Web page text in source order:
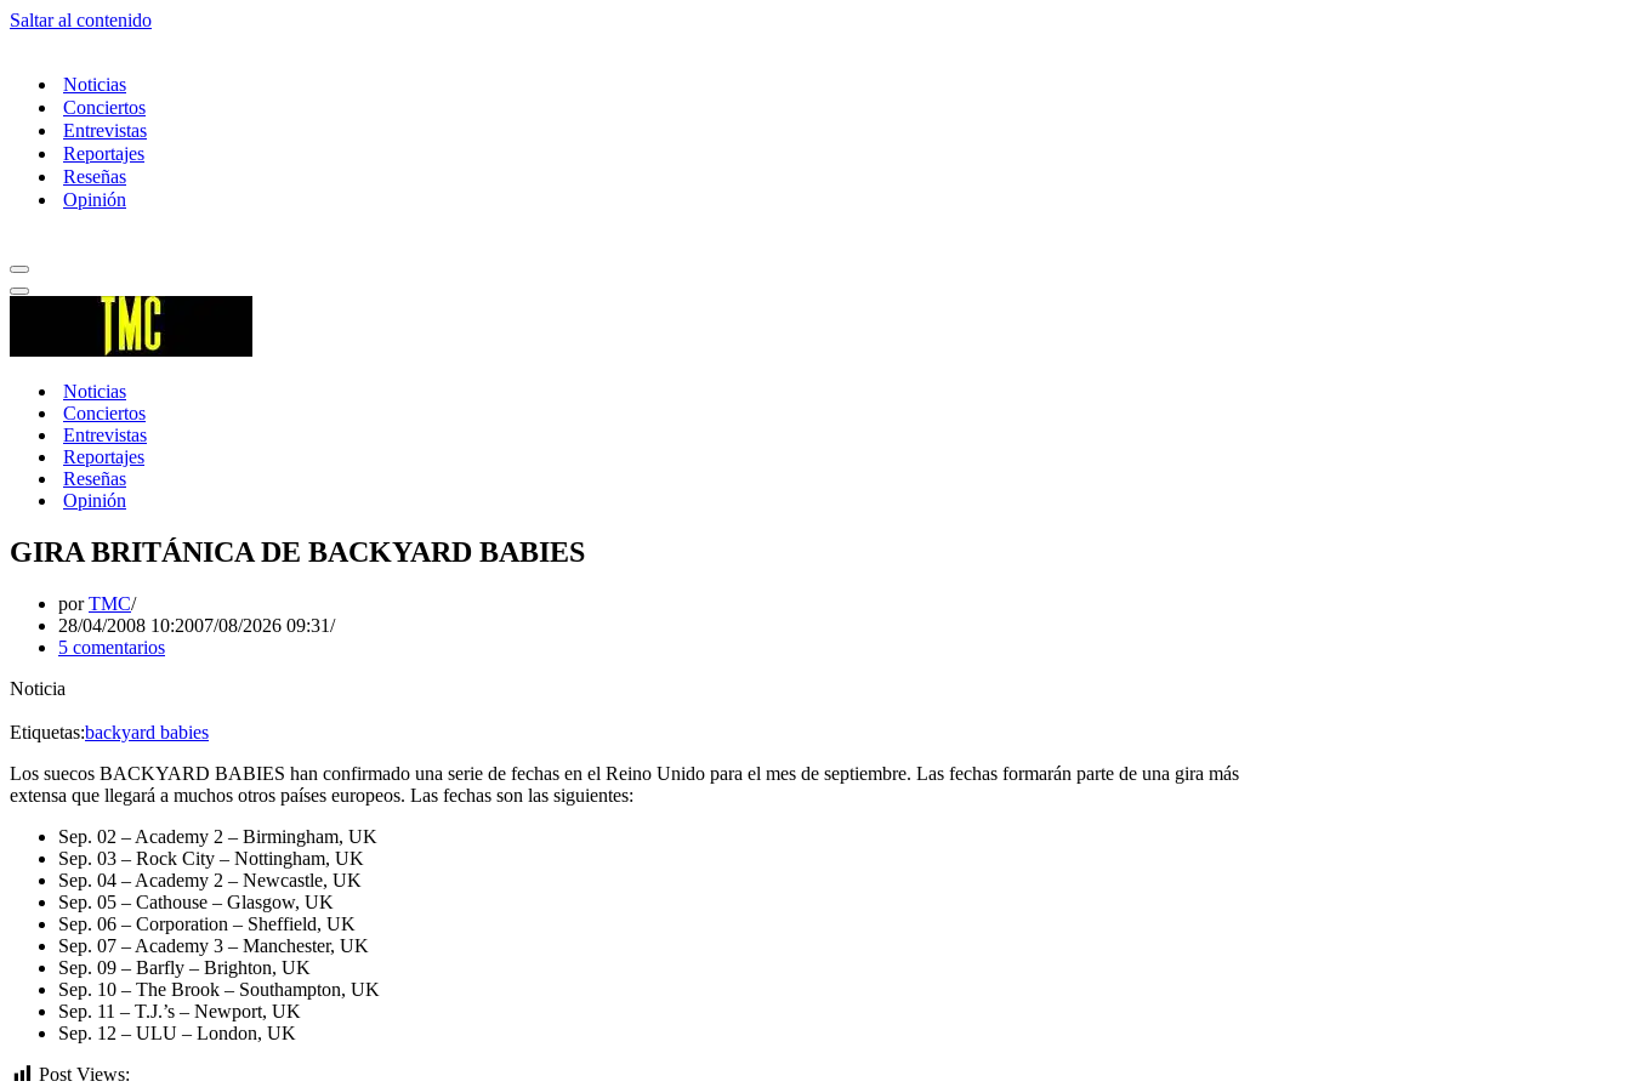
Saltar al contenido
Noticias
Conciertos
Entrevistas
Reportajes
Reseñas
Opinión
Menú
de
Menú
Noticias
Conciertos
Entrevistas
Reportajes
Reseñas
Opinión
GIRA BRITÁNICA DE BACKYARD BABIES
porTMC
28/04/2008 10:2007/08/2026 09:31
5 comentarios
Noticia
Etiquetas:backyard babies
Los suecos BACKYARD BABIES han confirmado una serie de fechas en el Reino Unido para el mes de septiembre. Las fechas formarán parte de una gira más
extensa que llegará a muchos otros países europeos. Las fechas son las siguientes:
Sep. 02 – Academy 2 – Birmingham, UK
Sep. 03 – Rock City – Nottingham, UK
Sep. 04 – Academy 2 – Newcastle, UK
Sep. 05 – Cathouse – Glasgow, UK
Sep. 06 – Corporation – Sheffield, UK
Sep. 07 – Academy 3 – Manchester, UK
Sep. 09 – Barfly – Brighton, UK
Sep. 10 – The Brook – Southampton, UK
Sep. 11 – T.J.’s – Newport, UK
Sep. 12 – ULU – London, UK
Post Views: